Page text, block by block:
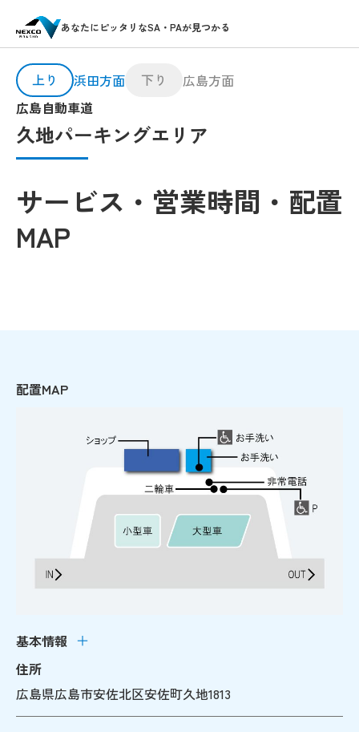
あなたにピッタリなSA・PAが見つかる
広島自動車道
久地パーキングエリア
上り 浜田方面 下り 広島方面
サービス・営業時間・配置
MAP
基本情報
住所
広島県広島市安佐北区安佐町久地1813
配置MAP